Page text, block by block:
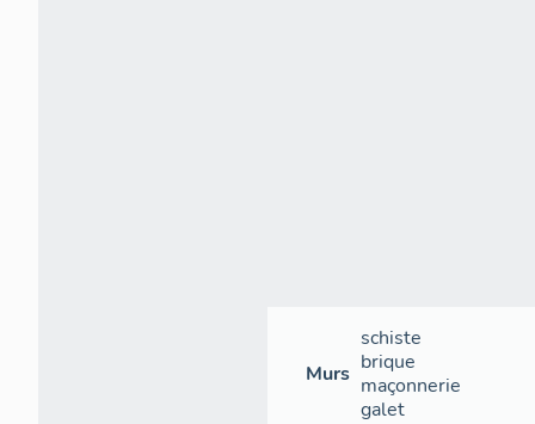
Murs
schiste
brique
maçonnerie
galet